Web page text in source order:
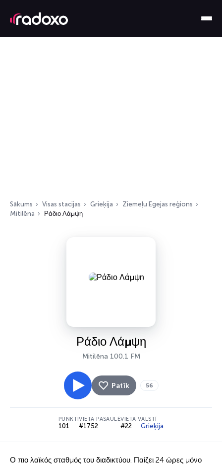
Sākums Visas stacijas Grieķija
Ziemeļu Egejas reģions
Mitilēna
Ράδιο Λάμψη
Ράδιο Λάμψη
Mitilēna 100.1 FM
Patīk 56
PUNKTI
101
VIETA PASAULĒ
#1752
VIETA VALSTĪ
#22 Grieķija
Ο πιο λαϊκός σταθμός του διαδικτύου. Παίζει 24 ώρες μόνο